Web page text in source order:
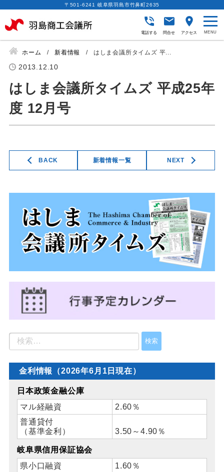
〒501-6241 岐阜県羽島市竹鼻町2635
電話する 問合せ アクセス
ホーム 新着情報 はしま会議所タイムズ 平...
2013.12.10
はしま会議所タイムズ 平成25年
度 12月号
BACK NEXT
新着情報一覧
金利情報（2026年6月1日現在）
日本政策金融公庫
マル経融資
2.60％
普通貸付
（基準金利）
3.50～4.90％
岐阜県信用保証協会
県小口融資
1.60％